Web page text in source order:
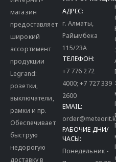
магазин
предоставляет
широкий
ассортимент
продукции
Legrand:
розетки,
выключатели,
рамки и пр.
Обеспечивает
быструю
недорогую
доставку в
АДРЕС:
г. Алматы,
Райымбека
115/23A
ТЕЛЕФОН:
+7 776 272
4000;+7 727 339
2600
EMAIL:
РАБОЧИЕ ДНИ/
ЧАСЫ:
Понедельник -